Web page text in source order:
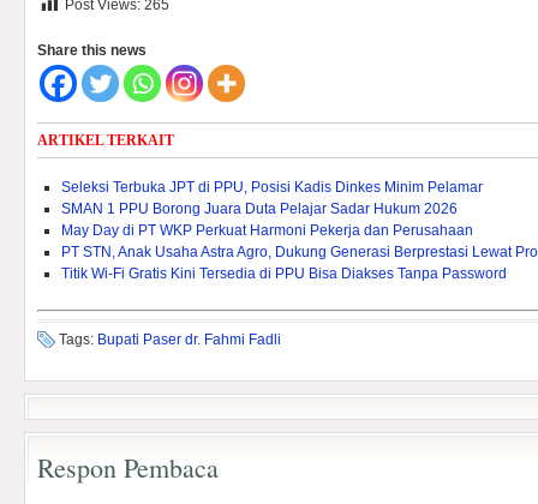
Post Views: 265
Share this news
ARTIKEL TERKAIT
Seleksi Terbuka JPT di PPU, Posisi Kadis Dinkes Minim Pelamar
SMAN 1 PPU Borong Juara Duta Pelajar Sadar Hukum 2026
May Day di PT WKP Perkuat Harmoni Pekerja dan Perusahaan
PT STN, Anak Usaha Astra Agro, Dukung Generasi Berprestasi Lewat
Titik Wi-Fi Gratis Kini Tersedia di PPU Bisa Diakses Tanpa Password
Tags: Bupati Paser dr. Fahmi Fadli
Respon Pembaca